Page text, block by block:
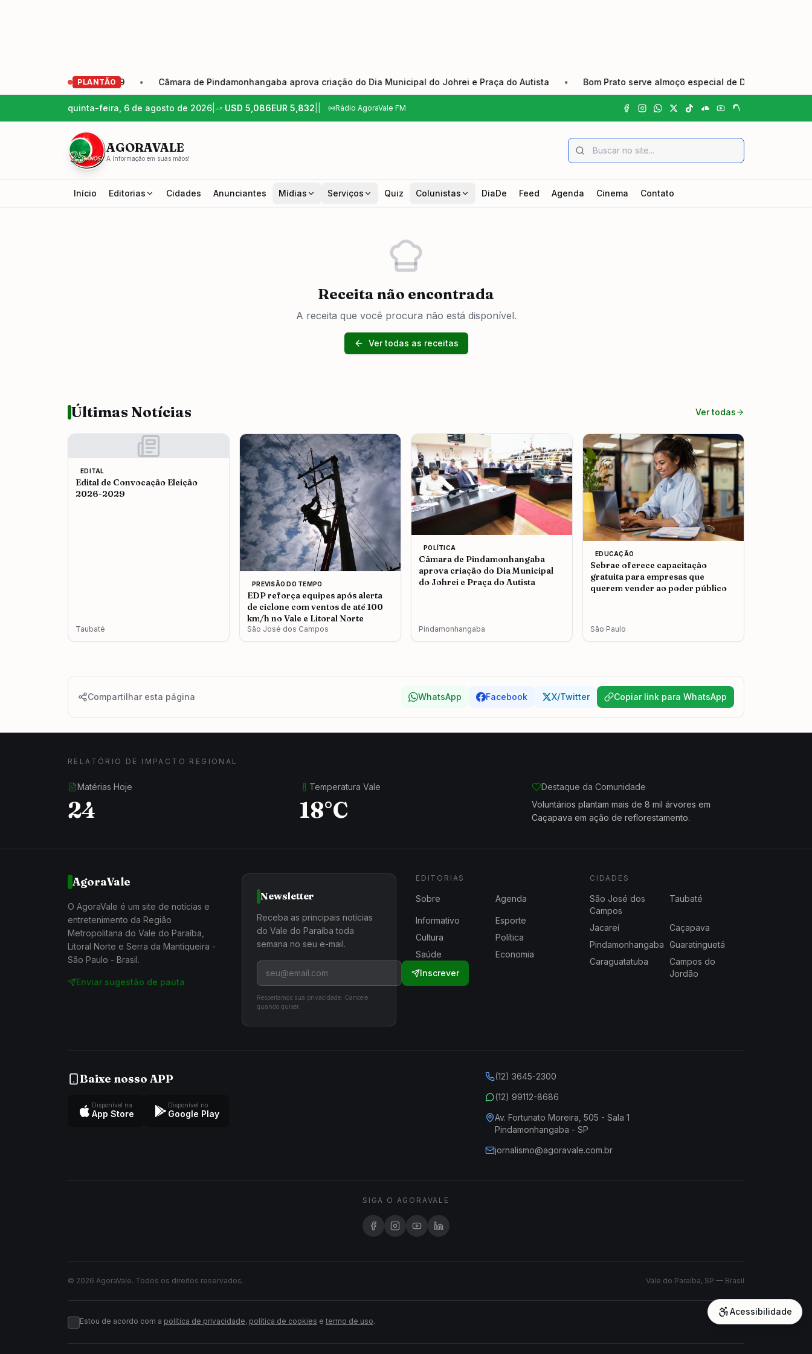
PLANTÃO
Eleição 2026-2029 • Câmara de Pindamonhangaba aprova criação do Dia Municipal do Johrei e Praça do Autista • Bom Prato serve almoço especial de Dia dos Pais nas
quinta-feira, 6 de agosto de 2026 USD 5,086EUR 5,832 Rádio AgoraVale FM
AGORAVALE
A Informação em suas mãos!
Início Editorias Cidades Anunciantes Mídias Serviços Quiz Colunistas DiaDe Feed Agenda Cinema Contato
Receita não encontrada
A receita que você procura não está disponível.
Ver todas as receitas
Últimas Notícias Ver todas
EDITAL
Edital de Convocação Eleição
2026-2029
Taubaté
PREVISÃO DO TEMPO
EDP reforça equipes após alerta
de ciclone com ventos de até 100
km/h no Vale e Litoral Norte
São José dos Campos
POLÍTICA
Câmara de Pindamonhangaba
aprova criação do Dia Municipal
do Johrei e Praça do Autista
Pindamonhangaba
EDUCAÇÃO
Sebrae oferece capacitação
gratuita para empresas que
querem vender ao poder público
São Paulo
Compartilhar esta página WhatsApp Facebook X/Twitter Copiar link para WhatsApp
RELATÓRIO DE IMPACTO REGIONAL
Matérias Hoje
24
Temperatura Vale
18°C
Destaque da Comunidade
Voluntários plantam mais de 8 mil árvores em
Caçapava em ação de reflorestamento.
AgoraVale
O AgoraVale é um site de notícias e
entretenimento da Região
Metropolitana do Vale do Paraíba,
Litoral Norte e Serra da Mantiqueira -
São Paulo - Brasil.
Enviar sugestão de pauta
Newsletter
Receba as principais notícias
do Vale do Paraíba toda
semana no seu e-mail.
Inscrever
Respeitamos sua privacidade. Cancele
quando quiser.
EDITORIAS
Sobre Agenda
Informativo
Esporte
Cultura
Política
Saúde
Economia
CIDADES
São José dos
Campos
Taubaté
Jacareí
Caçapava
Pindamonhangaba Guaratinguetá
Caraguatatuba
Campos do
Jordão
Baixe nosso APP
Disponível na
App Store
Disponível no
Google Play
(12) 3645-2300
(12) 99112-8686
Av. Fortunato Moreira, 505 - Sala 1
Pindamonhangaba - SP
jornalismo@agoravale.com.br
SIGA O AGORAVALE
© 2026 AgoraVale. Todos os direitos reservados. Vale do Paraíba, SP — Brasil
Estou de acordo com a política de privacidade, política de cookies e termo de uso.
Acessibilidade